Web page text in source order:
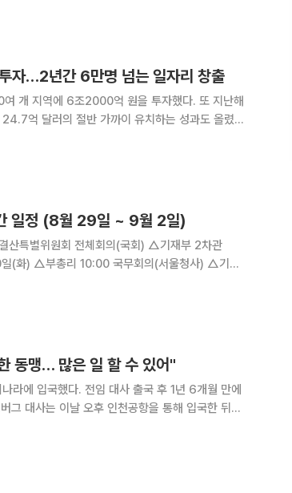
자…2년간 6만명 넘는 일자리 창출
개 지역에 6조2000억 원을 투자했다. 또 지난해
억 달러의 절반 가까이 유치하는 성과도 올렸
그
일정 (8월 29일 ~ 9월 2일)
동맹… 많은 일 할 수 있어"
라에 입국했다. 전임 대사 출국 후 1년 6개월 만에
는 먼저